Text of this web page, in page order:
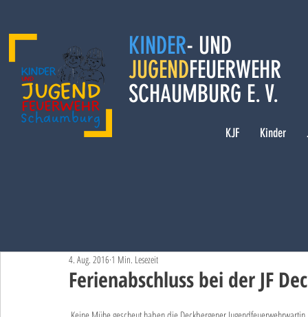
KINDER- UND
JUGENDFEUERWEHR
SCHAUMBURG E. V.
KJF Kinder
Ferienabschluss bei der JF
4. Aug. 2016 1 Min. Lesezeit